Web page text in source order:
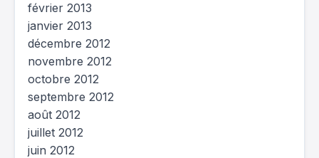
février 2013
janvier 2013
décembre 2012
novembre 2012
octobre 2012
septembre 2012
août 2012
juillet 2012
juin 2012